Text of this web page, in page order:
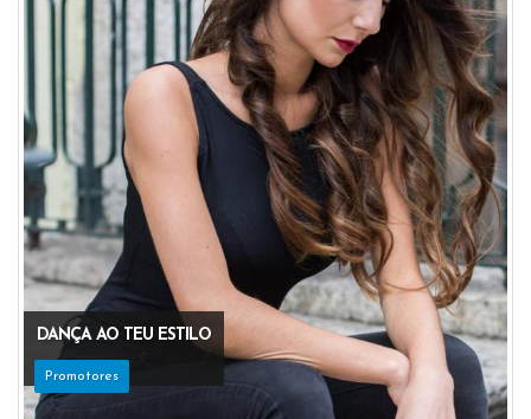
DANÇA AO TEU ESTILO
Promotores